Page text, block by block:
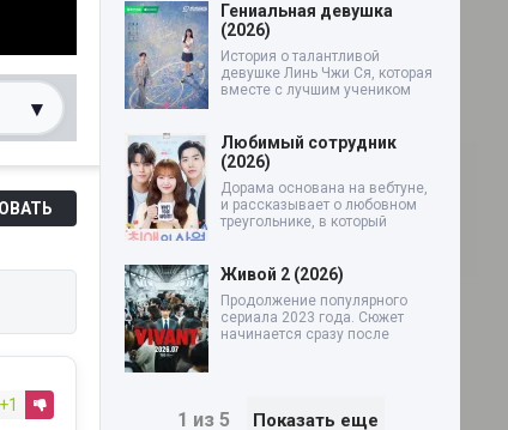
▾
0%
+1
Гениальная девушка
(2026)
История о талантливой
девушке Линь Чжи Ся, которая
вместе с лучшим учеником
Любимый сотрудник
(2026)
Дорама основана на вебтуне,
и рассказывает о любовном
треугольнике, в который
Живой 2 (2026)
Продолжение популярного
сериала 2023 года. Сюжет
начинается сразу после
1 из 5 Показать еще